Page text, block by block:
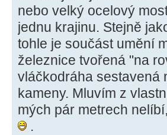
nebo velký ocelový
jednu krajinu. Stejně
tohle je součást umění
železnice tvořená "na
vláčkodráha sestavená
kameny. Mluvím z
mých pár metrech
.